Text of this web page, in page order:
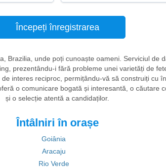
Începeți înregistrarea
Brazilia, unde poți cunoaște oameni. Serviciul de
prezentându-i fără probleme unei varietăți de
interes reciproc, permițându-vă să construiți cu
o comunicare bogată și interesantă, o căutare
și o selecție atentă a candidaților.
Întâlniri în orașe
Goiânia
Aracaju
Rio Verde